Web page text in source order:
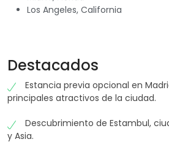
Los Angeles, California
Destacados
Estancia previa opcional en
principales atractivos de la ciudad.
Descubrimiento de Estambul,
y Asia.